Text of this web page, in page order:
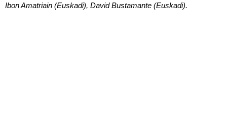
Ibon Amatriain (Euskadi), David Bustamante (Euskadi).